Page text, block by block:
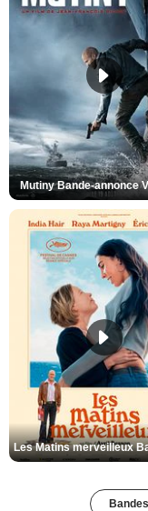
Mutiny Bande-annonce